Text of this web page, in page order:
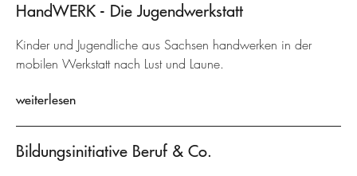
HandWERK - Die Jugendwerkstatt
Kinder und Jugendliche aus Sachsen handwerken in der
mobilen Werkstatt nach Lust und Laune.
weiterlesen
Bildungsinitiative Beruf & Co.